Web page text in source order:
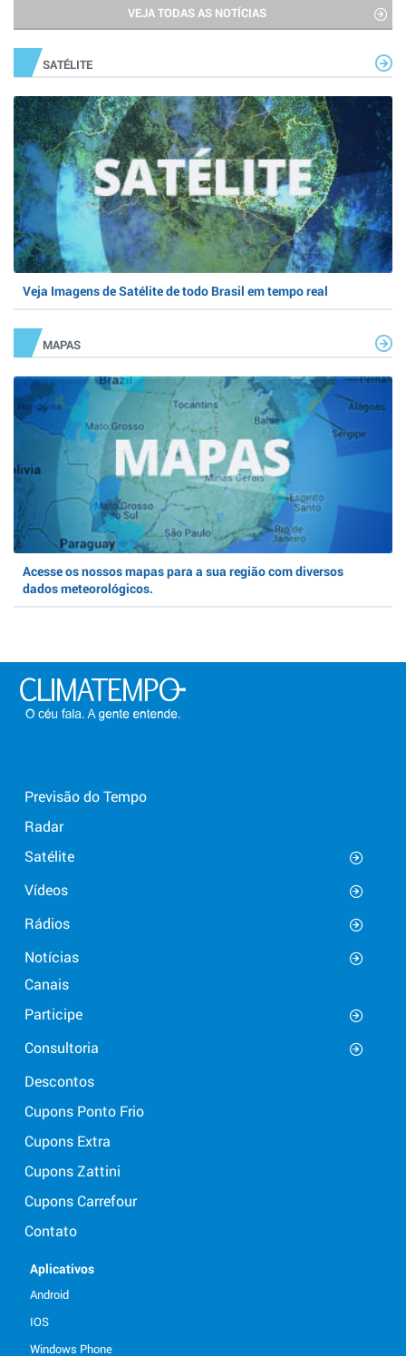
VEJA TODAS AS NOTÍCIAS
SATÉLITE
Veja Imagens de Satélite de todo Brasil em tempo real
MAPAS
Acesse os nossos mapas para a sua região com diversos
dados meteorológicos.
Previsão do Tempo
Radar
Satélite
Vídeos
Rádios
Notícias
Canais
Participe
Consultoria
Descontos
Cupons Ponto Frio
Cupons Extra
Cupons Zattini
Cupons Carrefour
Contato
Aplicativos
Android
IOS
Windows Phone